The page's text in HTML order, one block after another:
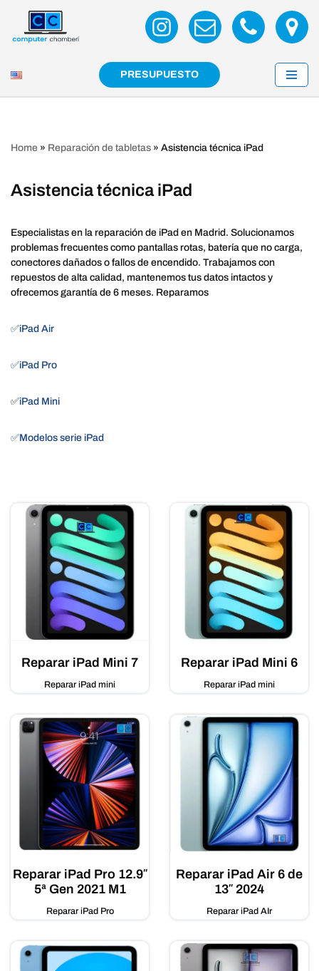
Saltar
PRESUPUESTO
Home » Reparación de tabletas » Asistencia técnica iPad
Asistencia técnica iPad
Especialistas en la reparación de iPad en Madrid. Solucionamos
problemas frecuentes como pantallas rotas, batería que no carga,
conectores dañados o fallos de encendido. Trabajamos con
repuestos de alta calidad, mantenemos tus datos intactos y
ofrecemos garantía de 6 meses. Reparamos
✅iPad Air
✅iPad Pro
✅iPad Mini
✅Modelos serie iPad
Reparar iPad Mini 7
Reparar iPad mini
Reparar iPad Mini 6
Reparar iPad mini
Reparar iPad Pro 12.9″
5ª Gen 2021 M1
Reparar iPad Pro
Reparar iPad Air 6 de
13″ 2024
Reparar iPad AIr